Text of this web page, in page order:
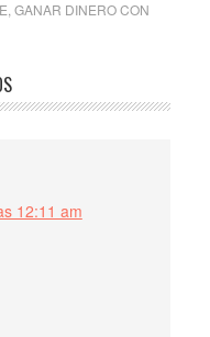
GANAR DINERO CON
12:11 am